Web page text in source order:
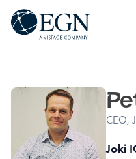
Executives' Global Network
CEO,
Joki